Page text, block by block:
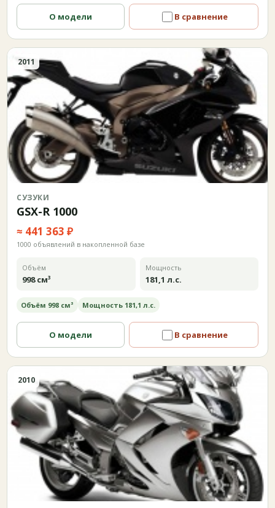
О модели В сравнение
2011
СУЗУКИ
GSX-R 1000
≈ 441 363 ₽
1000 объявлений в накопленной базе
Объём
998 см³
Мощность
181,1 л.с.
Объём 998 см³ Мощность 181,1 л.с.
О модели В сравнение
2010